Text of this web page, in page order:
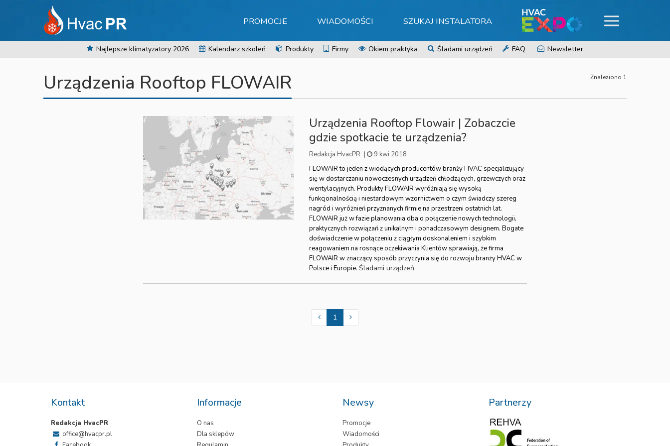
PROMOCJE WIADOMOŚCI SZUKAJ INSTALATORA
Najlepsze klimatyzatory 2026 Kalendarz szkoleń Produkty Firmy Okiem praktyka Śladami urządzeń FAQ Newsletter
Urządzenia Rooftop FLOWAIR Znaleziono 1
Urządzenia Rooftop Flowair | Zobaczcie
gdzie spotkacie te urządzenia?
Redakcja HvacPR |
9 kwi 2018
FLOWAIR to jeden z wiodących producentów branży HVAC specjalizujący
się w dostarczaniu nowoczesnych urządzeń chłodzących, grzewczych oraz
wentylacyjnych. Produkty FLOWAIR wyróżniają się wysoką
funkcjonalnością i niestardowym wzornictwem o czym świadczy szereg
nagród i wyróżnień przyznanych firmie na przestrzeni ostatnich lat.
FLOWAIR już w fazie planowania dba o połączenie nowych technologii,
praktycznych rozwiązań z unikalnym i ponadczasowym designem. Bogate
doświadczenie w połączeniu z ciągłym doskonaleniem i szybkim
reagowaniem na rosnące oczekiwania Klientów sprawiają, że firma
FLOWAIR w znaczący sposób przyczynia się do rozwoju branży HVAC w
Polsce i Europie.Śladami urządzeń
1
Kontakt
Redakcja HvacPR
office@hvacpr.pl
Informacje
O nas
Dla sklepów
Newsy
Promocje
Wiadomości
Partnerzy